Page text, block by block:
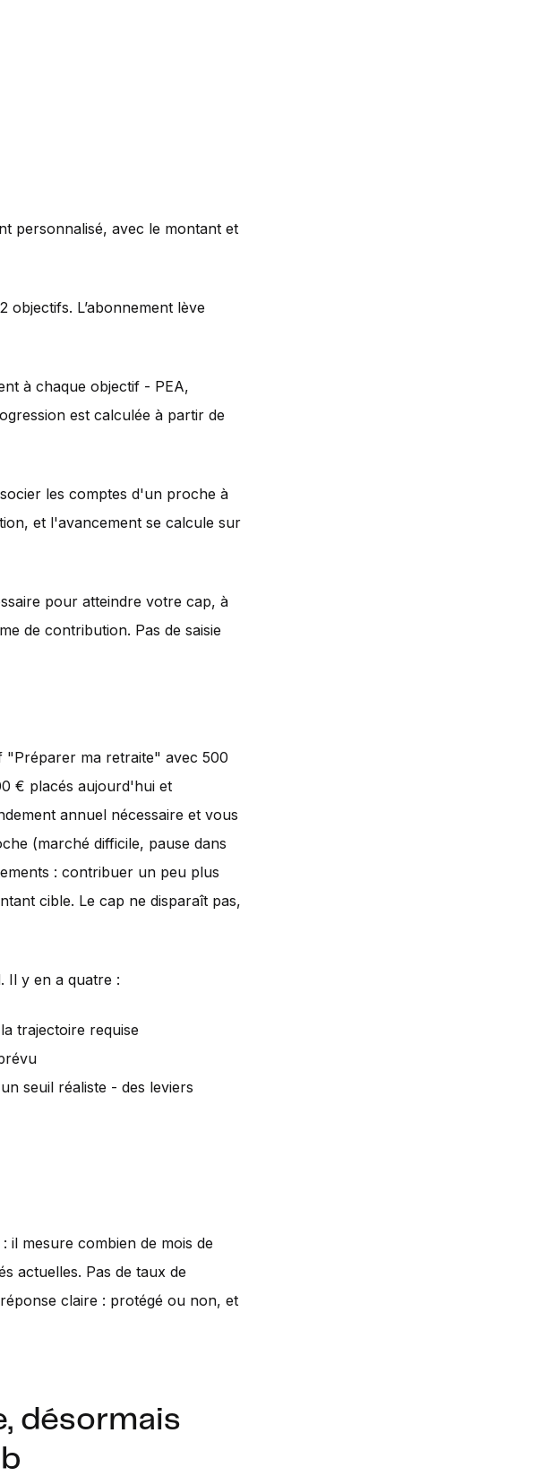
personnalisé, avec le montant et
L’abonnement lève
à chaque objectif - PEA,
est calculée à partir de
les comptes d'un proche à
et l'avancement se calcule sur
pour atteindre votre cap, à
de contribution. Pas de saisie
ma retraite" avec 500
€ placés aujourd'hui et
annuel nécessaire et vous
(marché difficile, pause dans
: contribuer un peu plus
cible. Le cap ne disparaît pas,
Il y en a quatre :
trajectoire requise
seuil réaliste - des leviers
il mesure combien de mois de
actuelles. Pas de taux de
claire : protégé ou non, et
désormais